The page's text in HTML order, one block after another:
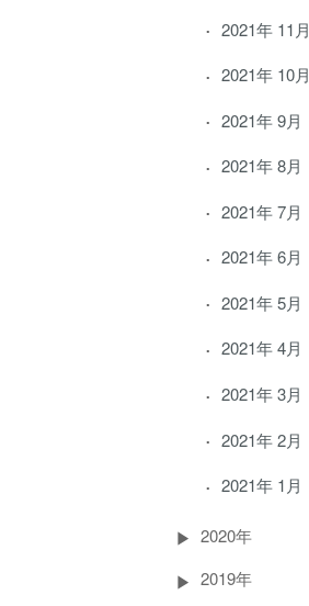
2021年 11月
2021年 10月
2021年 9月
2021年 8月
2021年 7月
2021年 6月
2021年 5月
2021年 4月
2021年 3月
2021年 2月
2021年 1月
2020年
2019年